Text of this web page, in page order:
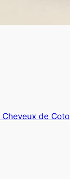
Cheveux de Coto